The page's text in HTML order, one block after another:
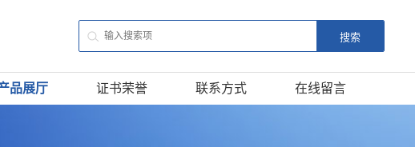
品展厅 证书荣誉 联系方式 在线留言